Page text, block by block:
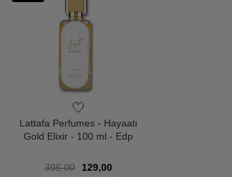
Lattafa Perfumes - Hayaati
Gold Elixir - 100 ml - Edp
395,00
129,00